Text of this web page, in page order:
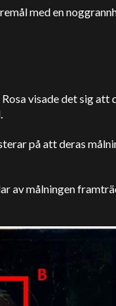
med en
visade det sig att
på att deras
av målningen